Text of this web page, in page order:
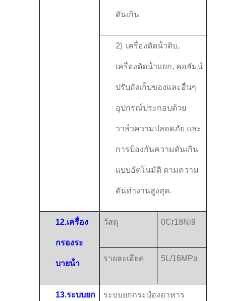
ดันเกิน
2) เครื่องดัดน้ําดิบ,
เครื่องดัดน้ําแยก, คอลัมน์
ปรับถังเก็บของและอื่นๆ
อุปกรณ์ประกอบด้วย
วาล์วความปลอดภัย และ
การป้องกันความดันเกิน
แบบอัตโนมัติ ตามความ
ดันทํางานสูงสุด.
12.เครื่อง
กรองระ
บายน้ํา
วัสดุ 0Cr18Ni9
รายละเอียด 5L/16MPa
13.ระบบยก ระบบยกกระป๋องอาหาร